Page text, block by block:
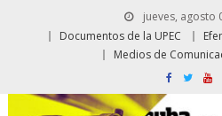
jueves, agosto
Documentos de la UPEC
Medios de